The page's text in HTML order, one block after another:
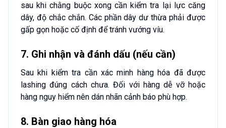
sau khi chằng buộc xong cần kiểm tra lại lực căng
dây, độ chắc chắn. Các phần dây dư thừa phải được
gấp gọn hoặc cố định để tránh vướng víu.
7. Ghi nhận và đánh dấu (nếu cần)
Sau khi kiểm tra cần xác minh hàng hóa đã được
lashing đúng cách chưa. Đối với hàng dễ vỡ hoặc
hàng nguy hiểm nên dán nhãn cảnh báo phù hợp.
8. Bàn giao hàng hóa